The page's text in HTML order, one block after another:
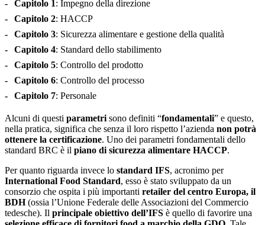
Capitolo 1: Impegno della direzione
Capitolo 2: HACCP
Capitolo 3: Sicurezza alimentare e gestione della qualità
Capitolo 4: Standard dello stabilimento
Capitolo 5: Controllo del prodotto
Capitolo 6: Controllo del processo
Capitolo 7: Personale
Alcuni di questi parametri sono definiti “fondamentali” e questo,
nella pratica, significa che senza il loro rispetto l’azienda non potrà
ottenere la certificazione. Uno dei parametri fondamentali dello
standard BRC è il piano di sicurezza alimentare HACCP.
Per quanto riguarda invece lo standard IFS, acronimo per
International Food Standard, esso è stato sviluppato da un
consorzio che ospita i più importanti retailer del centro Europa, il
BDH(ossia l’Unione Federale delle Associazioni del Commercio
tedesche). Il principale obiettivo dell’IFS è quello di favorire una